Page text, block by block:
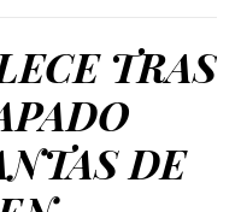
TRAS
DE